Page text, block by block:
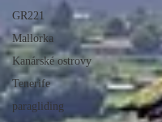
GR221
Mallorka
Kanárské ostrovy
Tenerife
paragliding